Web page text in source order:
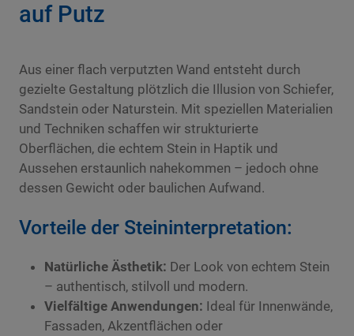
auf Putz
Aus einer flach verputzten Wand entsteht durch
gezielte Gestaltung plötzlich die Illusion von Schiefer,
Sandstein oder Naturstein. Mit speziellen Materialien
und Techniken schaffen wir strukturierte
Oberflächen, die echtem Stein in Haptik und
Aussehen erstaunlich nahekommen – jedoch ohne
dessen Gewicht oder baulichen Aufwand.
Vorteile der Steininterpretation:
Natürliche Ästhetik: Der Look von echtem Stein
– authentisch, stilvoll und modern.
Vielfältige Anwendungen: Ideal für Innenwände,
Fassaden, Akzentflächen oder